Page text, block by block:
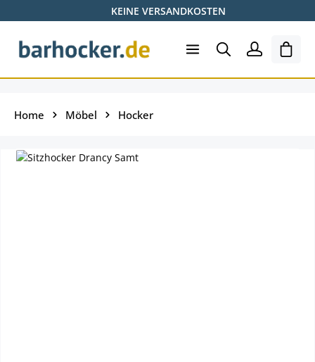
Zum Hauptinhalt springenKEINE VERSANDKOSTEN
Home Möbel Hocker